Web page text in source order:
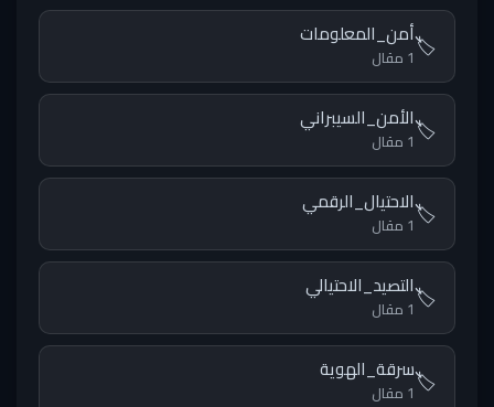
🏷️أمن_المعلومات
1 مقال
🏷️الأمن_السيبراني
1 مقال
🏷️الاحتيال_الرقمي
1 مقال
🏷️التصيد_الاحتيالي
1 مقال
🏷️سرقة_الهوية
1 مقال